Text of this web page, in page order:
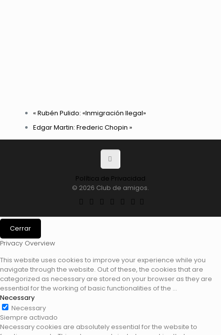
« Rubén Pulido: «Inmigración Ilegal»
Edgar Martin: Frederic Chopin »
Política de Privacidad
© 2026 Club de amigos.
Cerrar
Privacy Overview
This website uses cookies to improve your experience while you
navigate through the website. Out of these, the cookies that are
categorized as necessary are stored on your browser as they are
essential for the working of basic functionalities of the ...
Necessary
Necessary
Siempre activado
Necessary cookies are absolutely essential for the website to